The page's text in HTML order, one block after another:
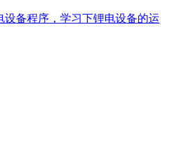
设备程序，学习下锂电设备的运